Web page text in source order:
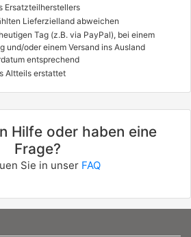
Ersatzteilherstellers
Lieferzielland abweichen
Tag (z.B. via PayPal), bei einem
und/oder einem Versand ins Ausland
entsprechend
Altteils erstattet
Hilfe oder haben eine
Frage?
Sie in unser FAQ